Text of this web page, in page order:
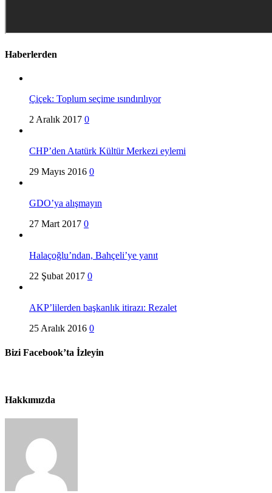
Haberlerden
Çiçek: Toplum seçime ısındırılıyor
2 Aralık 2017 0
CHP’den Atatürk Kültür Merkezi eylemi
29 Mayıs 2016 0
GDO’ya alışmayın
27 Mart 2017 0
Halaçoğlu’ndan, Bahçeli’ye yanıt
22 Şubat 2017 0
AKP’lilerden başkanlık itirazı: Rezalet
25 Aralık 2016 0
Bizi Facebook’ta İzleyin
Hakkımızda